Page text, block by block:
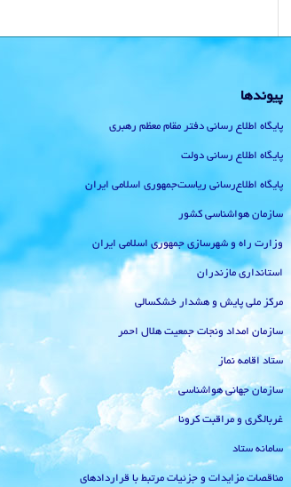
پیوندها
پایگاه اطلاع رسانی دفتر مقام معظم رهبری
پایگاه اطلاع رسانی دولت
پایگاه اطلاع‌رسانی ریاست‌جمهوری اسلامی ایران
سازمان هواشناسی کشور
وزارت راه و شهرسازی جمهوری اسلامی ایران
استانداری مازندران
مرکز ملی پایش و هشدار خشکسالی
سازمان امداد ونجات جمعیت هلال احمر
ستاد اقامه نماز
سازمان جهانی هواشناسی
غربالگری و مراقبت کرونا
سامانه ستاد
مناقصات مزایدات و جزئیات مرتبط با قراردادهای